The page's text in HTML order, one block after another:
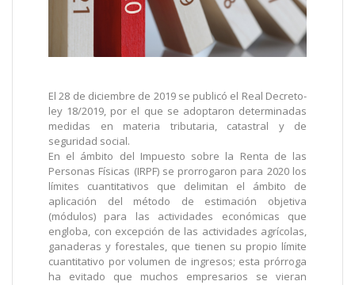
El 28 de diciembre de 2019 se publicó el Real Decreto-
ley 18/2019, por el que se adoptaron determinadas
medidas en materia tributaria, catastral y de
seguridad social.
En el ámbito del Impuesto sobre la Renta de las
Personas Físicas (IRPF) se prorrogaron para 2020 los
límites cuantitativos que delimitan el ámbito de
aplicación del método de estimación objetiva
(módulos) para las actividades económicas que
engloba, con excepción de las actividades agrícolas,
ganaderas y forestales, que tienen su propio límite
cuantitativo por volumen de ingresos; esta prórroga
ha evitado que muchos empresarios se vieran